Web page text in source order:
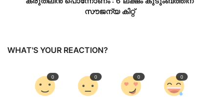
സൗജന്യ കിറ്റ്
WHAT'S YOUR REACTION?
0 0 0 0